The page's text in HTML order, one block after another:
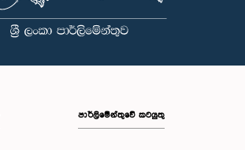
පාර්ලිමේන්තුවේ කටයුතු